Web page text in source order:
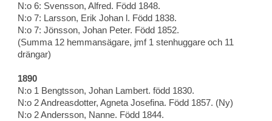
N:o 6: Svensson, Alfred. Född 1848.
N:o 7: Larsson, Erik Johan l. Född 1838.
N:o 7: Jönsson, Johan Peter. Född 1852.
(Summa 12 hemmansägare, jmf 1 stenhuggare och 11
drängar)
1890
N:o 1 Bengtsson, Johan Lambert. född 1830.
N:o 2 Andreasdotter, Agneta Josefina. Född 1857. (Ny)
N:o 2 Andersson, Nanne. Född 1844.